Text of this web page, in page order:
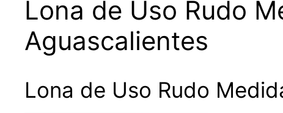
Lona de Uso Rudo
Aguascalientes
Lona de Uso Rudo